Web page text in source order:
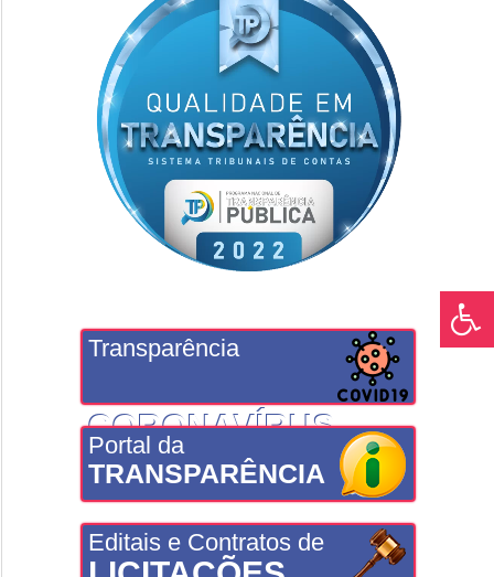
Transparência
CORONAVÍRUS
Portal da
TRANSPARÊNCIA
Editais e Contratos de